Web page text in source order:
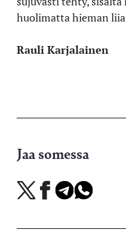
huolimatta hieman
Rauli Karjalainen
Jaa somessa
Jaa
X-
Jaa
Facebookissa
Jaa
Telegramissa
Jaa
WhatsAppissa